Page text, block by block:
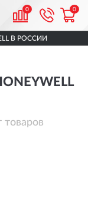
0 0
В РОССИИ
товаров